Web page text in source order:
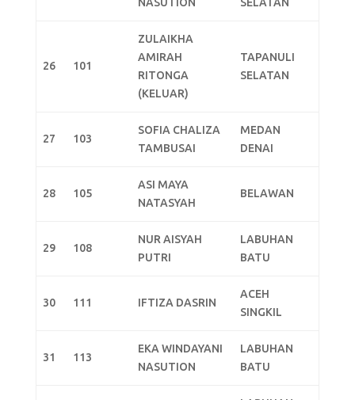
26 101
ZULAIKHA
AMIRAH
RITONGA
(KELUAR)
TAPANULI
SELATAN
27 103
SOFIA CHALIZA
TAMBUSAI
MEDAN
DENAI
28 105
ASI MAYA
NATASYAH
BELAWAN
29 108
NUR AISYAH
PUTRI
LABUHAN
BATU
30 111 IFTIZA DASRIN
ACEH
SINGKIL
31 113
EKA WINDAYANI
NASUTION
LABUHAN
BATU